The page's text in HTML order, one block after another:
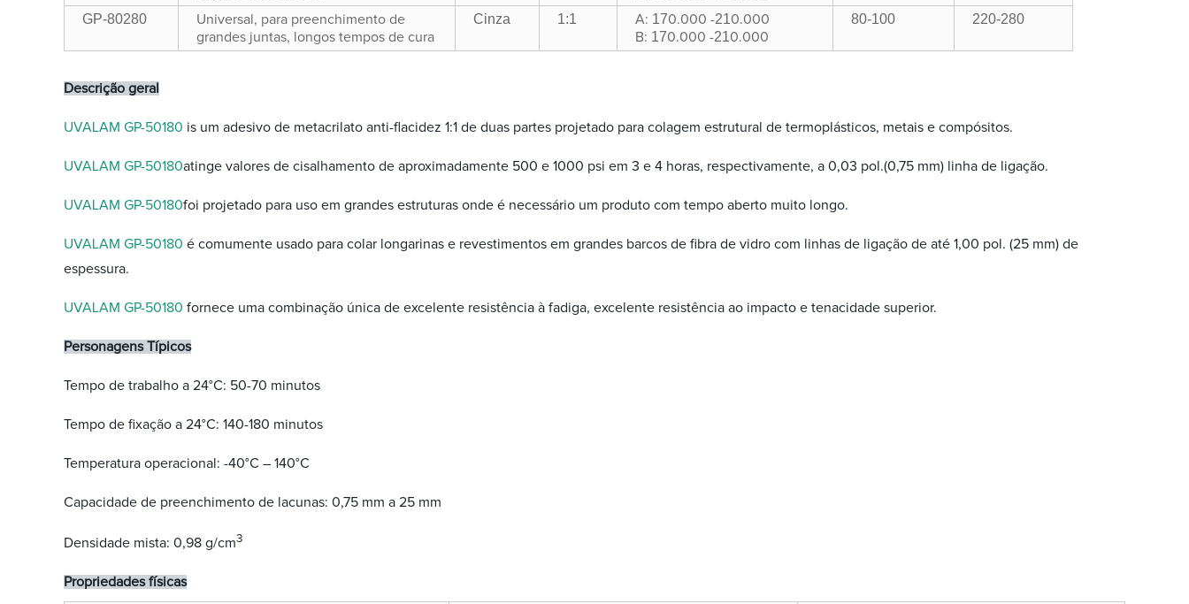
GP-80280
Universal, para preenchimento de
grandes juntas, longos tempos de cura
Cinza 1:1 A: 170.000 -210.000
B: 170.000 -210.000
80-100 220-280
Descrição geral
UVALAM GP-50180 is um adesivo de metacrilato anti-flacidez 1:1 de duas partes projetado para colagem estrutural de termoplásticos, metais e compósitos.
UVALAM GP-50180atinge valores de cisalhamento de aproximadamente 500 e 1000 psi em 3 e 4 horas, respectivamente, a 0,03 pol.(0,75 mm) linha de ligação.
UVALAM GP-50180foi projetado para uso em grandes estruturas onde é necessário um produto com tempo aberto muito longo.
UVALAM GP-50180 é comumente usado para colar longarinas e revestimentos em grandes barcos de fibra de vidro com linhas de ligação de até 1,00 pol. (25 mm) de
espessura.
UVALAM GP-50180 fornece uma combinação única de excelente resistência à fadiga, excelente resistência ao impacto e tenacidade superior.
Personagens Típicos
Tempo de trabalho a 24°C: 50-70 minutos
Tempo de fixação a 24°C: 140-180 minutos
Temperatura operacional: -40°C – 140°C
Capacidade de preenchimento de lacunas: 0,75 mm a 25 mm
Densidade mista: 0,98 g/cm3
Propriedades físicas